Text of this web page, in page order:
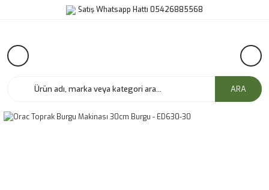
Satış Whatsapp Hattı 05426885568
ARA